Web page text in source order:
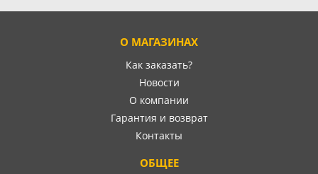
О МАГАЗИНАХ
Как заказать?
Новости
О компании
Гарантия и возврат
Контакты
ОБЩЕЕ